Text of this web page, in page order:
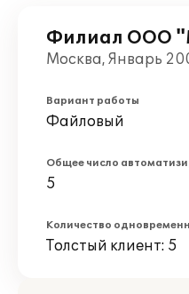
Филиал ООО
Москва, Январь
Вариант работы
Файловый
Общее число
5
Количество
Толстый клиент: 5